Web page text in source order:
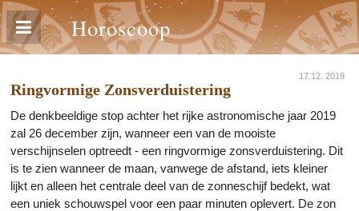
Horoscoop
17.12. 2019
Ringvormige Zonsverduistering
De denkbeeldige stop achter het rijke astronomische jaar 2019
zal 26 december zijn, wanneer een van de mooiste
verschijnselen optreedt - een ringvormige zonsverduistering. Dit
is te zien wanneer de maan, vanwege de afstand, iets kleiner
lijkt en alleen het centrale deel van de zonneschijf bedekt, wat
een uniek schouwspel voor een paar minuten oplevert. De zon